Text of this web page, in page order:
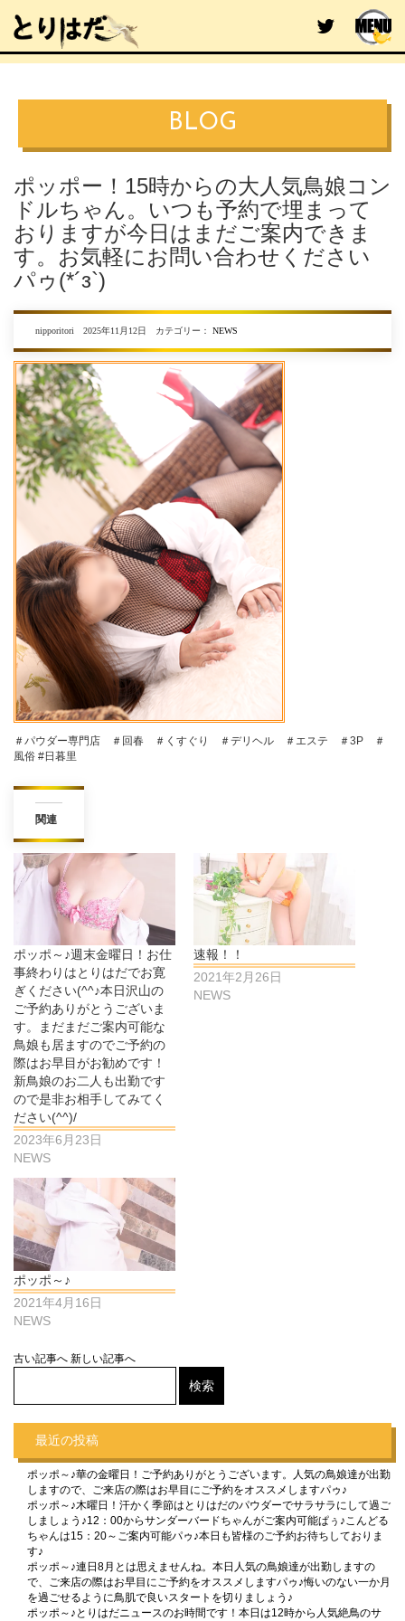
BLOG
ポッポー！15時からの大人気鳥娘コン
ドルちゃん。いつも予約で埋まって
おりますが今日はまだご案内できま
す。お気軽にお問い合わせください
パゥ(*´з`)
nipporitori 2025年11月12日 カテゴリー： NEWS
＃パウダー専門店 ＃回春 ＃くすぐり ＃デリヘル ＃エステ ＃3P ＃
風俗 #日暮里
関連
ポッポ～♪週末金曜日！お仕
事終わりはとりはだでお寛
ぎください(^^♪本日沢山の
ご予約ありがとうございま
す。まだまだご案内可能な
鳥娘も居ますのでご予約の
際はお早目がお勧めです！
新鳥娘のお二人も出勤です
ので是非お相手してみてく
ださい(^^)/
2023年6月23日
NEWS
速報！！
2021年2月26日
NEWS
ポッポ～♪
2021年4月16日
NEWS
古い記事へ 新しい記事へ
最近の投稿
ポッポ～♪華の金曜日！ご予約ありがとうございます。人気の鳥娘達が出勤
しますので、ご来店の際はお早目にご予約をオススメしますパゥ♪
ポッポ～♪木曜日！汗かく季節はとりはだのパウダーでサラサラにして過ご
しましょう♪12：00からサンダーバードちゃんがご案内可能ぱぅ♪こんどる
ちゃんは15：20～ご案内可能パゥ♪本日も皆様のご予約お待ちしておりま
す♪
ポッポ～♪連日8月とは思えませんね。本日人気の鳥娘達が出勤しますの
で、ご来店の際はお早目にご予約をオススメしますパゥ♪悔いのない一か月
を過ごせるように鳥肌で良いスタートを切りましょう♪
ポッポ～♪とりはだニュースのお時間です！本日は12時から人気絶鳥のサ